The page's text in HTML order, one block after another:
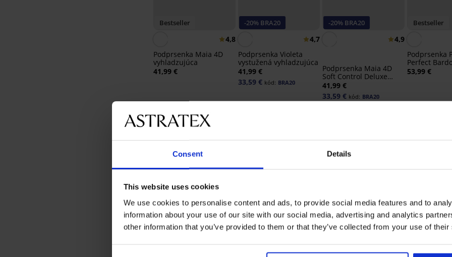
Consent Details
This website uses cookies
We use cookies to personalise content and ads, to provide social media features and to
information about your use of our site with our social media, advertising and analytics
other information that you’ve provided to them or that they’ve collected from your use of
Bestseller
4,8
Podprsenka Maia 4D
vyhladzujúca
41,99 €
-20% BRA20
4,7
Podprsenka Violeta
vystužená vyhladzujúca
41,99 €
33,59 € kód: BRA20
-20% BRA20
4,9
Podprsenka Maia 4D
Soft Control Deluxe
vystužená
41,99 €
33,59 € kód: BRA20
Bestseller
Podprsenka
Perfect
vystužená
53,99 €
3+1 ZADARMO
Bestseller
-20% BRA20 -20% BRA20 -20% BRA20